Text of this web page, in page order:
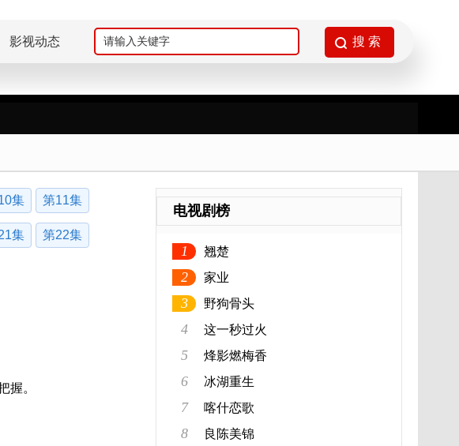
影视动态
集 第11集
集 第22集
握。
电视剧榜
1 翘楚
2 家业
3 野狗骨头
4 这一秒过火
5 烽影燃梅香
6 冰湖重生
7 喀什恋歌
8 良陈美锦